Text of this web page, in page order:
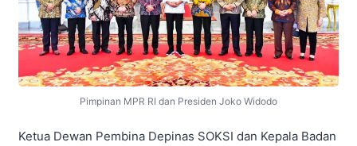
Pimpinan MPR RI dan Presiden Joko Widodo
Ketua Dewan Pembina Depinas SOKSI dan Kepala Badan